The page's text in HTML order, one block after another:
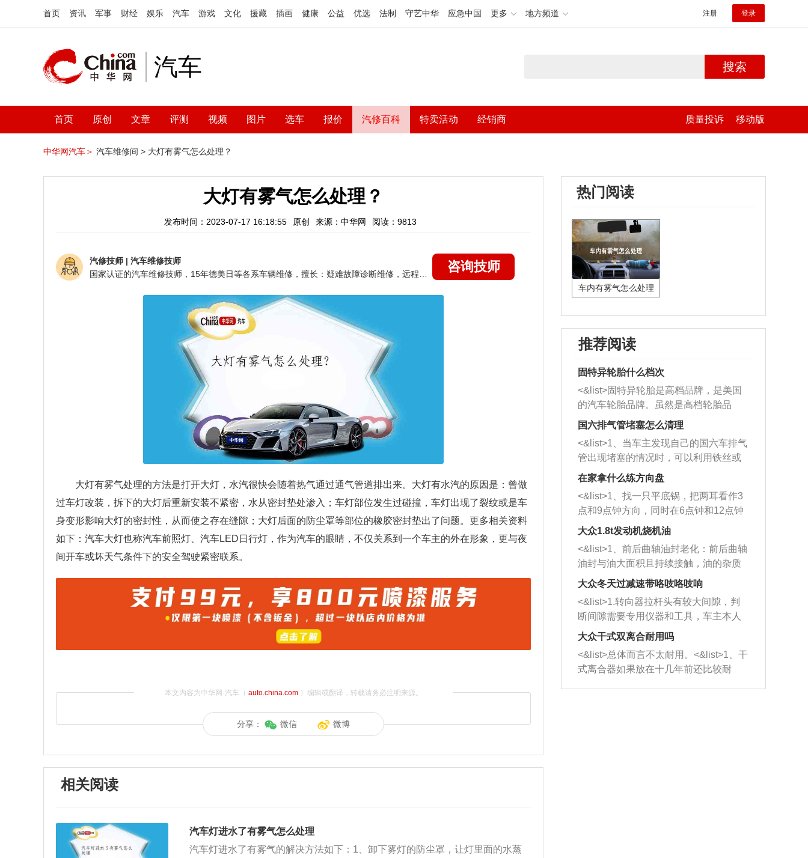
首页 资讯 军事 财经 娱乐 汽车 游戏 文化 援藏 插画 健康 公益 优选 法制 守艺中华 应急中国 更多 地方频道 注册 登录
汽车 搜索
首页 原创 文章 评测 视频 图片 选车 报价 汽修百科 特卖活动 经销商 质量投诉 移动版
中华网汽车＞ 汽车维修间 > 大灯有雾气怎么处理？
大灯有雾气怎么处理？
发布时间：2023-07-17 16:18:55 原创 来源：中华网 阅读：9813
汽修技师 | 汽车维修技师
咨询技师
大灯有雾气处理的方法是打开大灯，水汽很快会随着热气通过通气管道排出来。大灯有水汽的原因是：曾做
过车灯改装，拆下的大灯后重新安装不紧密，水从密封垫处渗入；车灯部位发生过碰撞，车灯出现了裂纹或是车
身变形影响大灯的密封性，从而使之存在缝隙；大灯后面的防尘罩等部位的橡胶密封垫出了问题。更多相关资料
如下：汽车大灯也称汽车前照灯、汽车LED日行灯，作为汽车的眼睛，不仅关系到一个车主的外在形象，更与夜
间开车或坏天气条件下的安全驾驶紧密联系。
本文内容为中华网·汽车（ auto.china.com）编辑或翻译，转载请务必注明来源。
分享： 微信 微博
相关阅读
汽车灯进水了有雾气怎么处理
汽车灯进水了有雾气的解决方法如下：1、卸下雾灯的防尘罩，让灯里面的水蒸
热门阅读
车内有雾气怎么处理
推荐阅读
固特异轮胎什么档次
<&list>固特异轮胎是高档品牌，是美国
的汽车轮胎品牌。虽然是高档轮胎品
牌，但是中高低端的轮胎都有生产，这
也是为了更好的开拓市场。
国六排气管堵塞怎么清理
<&list>1、当车主发现自己的国六车排气
管出现堵塞的情况时，可以利用铁丝或
者是细棍，直接将杂物给取出来，如果
堵塞情况比较严重，也可以采取应急措
施。 <&list>2、直接利用木棍将所有的
杂物推到排气管里面的位置处，然后将
三元催化器拆解开，就可以将堵塞的东
西取出来。但如果是因为积碳过多引起
的堵塞，就需要将三元催化器泡在草酸
洗剂对堵塞的情况得到解决，将清洗剂
放在燃油箱中，与燃油混合后，车辆启
动时，就可以和汽油一起进入到燃烧
室，最后形成废气排出，就可以让三元
催化器得到清洗，排气管堵塞的情况就
能够得到解决。
在家拿什么练方向盘
<&list>1、找一只平底锅，把两耳看作3
点和9点钟方向，同时在6点钟和12点钟
方向做一个标记。 <&list>2、双手握住
一圈半的练习，往右同样也要打相同的
圈数。 <&list>3、最后强调要反复练
习，这样就可以形成肌肉记忆，在真实
驾驶车辆时，不需要记忆也能打好方
向。
大众1.8t发动机烧机油
<&list>1、前后曲轴油封老化：前后曲轴
油封与油大面积且持续接触，油的杂质
和发动机内持续温度变化使其密封效果
逐渐减弱，导致渗油或漏油。<&list>2、
活塞间隙过大：积碳会使活塞环与缸体
的间隙扩大，导致机油流入燃烧室中，
造成烧机油。<&list>3、机油粘度。使用
机油粘度过小的话，同样会有烧机油现
象，机油粘度过小具有很好的流动性，
大众冬天过减速带咯吱咯吱响
<&list>1.转向器拉杆头有较大间隙，判
断间隙需要专用仪器和工具，车主本人
无法制作，需要将车辆送到修理厂或4s
店；<&list>2.车辆半轴套管防尘罩破
裂，破裂后会出现漏油现象，使半轴磨
损严重，磨损的半轴容易损坏，产生异
响；<&list>3.稳定器的转向胶套和球头
大众干式双离合耐用吗
<&list>总体而言不太耐用。<&list>1、干
式离合器如果放在十几年前还比较耐